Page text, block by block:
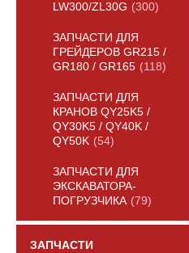
LW300/ZL30G (300)
ЗАПЧАСТИ ДЛЯ
ГРЕЙДЕРОВ GR215 /
GR180 / GR165 (118)
ЗАПЧАСТИ ДЛЯ
КРАНОВ QY25K5 /
QY30K5 / QY40K /
QY50K (54)
ЗАПЧАСТИ ДЛЯ
ЭКСКАВАТОРА-
ПОГРУЗЧИКА (79)
ЗАПЧАСТИ